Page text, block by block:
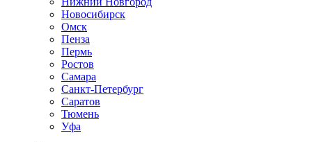
Новосибирск
Омск
Пенза
Пермь
Ростов
Самара
Санкт-Петербург
Саратов
Тюмень
Уфа